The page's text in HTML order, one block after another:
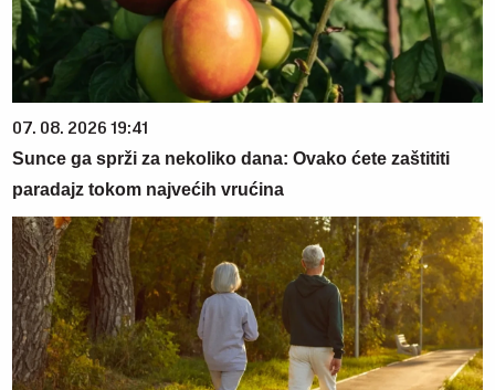
07. 08. 2026 19:41
Sunce ga sprži za nekoliko dana: Ovako ćete zaštititi
paradajz tokom najvećih vrućina